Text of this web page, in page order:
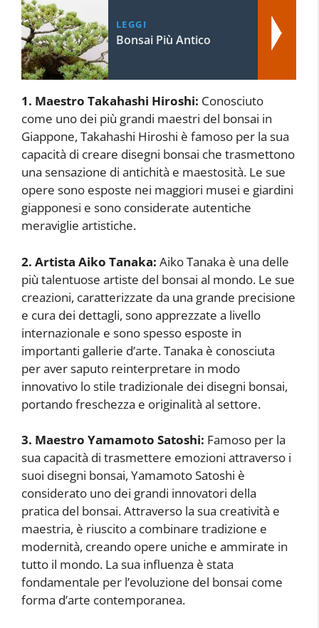
LEGGI
Bonsai Più Antico
1. Maestro Takahashi Hiroshi: Conosciuto
come uno dei più grandi maestri del bonsai in
Giappone, Takahashi Hiroshi è famoso per la sua
capacità di creare disegni bonsai che trasmettono
una sensazione di antichità e maestosità. Le sue
opere sono esposte nei maggiori musei e giardini
giapponesi e sono considerate autentiche
meraviglie artistiche.
2. Artista Aiko Tanaka: Aiko Tanaka è una delle
più talentuose artiste del bonsai al mondo. Le sue
creazioni, caratterizzate da una grande precisione
e cura dei dettagli, sono apprezzate a livello
internazionale e sono spesso esposte in
importanti gallerie d’arte. Tanaka è conosciuta
per aver saputo reinterpretare in modo
innovativo lo stile tradizionale dei disegni bonsai,
portando freschezza e originalità al settore.
3. Maestro Yamamoto Satoshi: Famoso per la
sua capacità di trasmettere emozioni attraverso i
suoi disegni bonsai, Yamamoto Satoshi è
considerato uno dei grandi innovatori della
pratica del bonsai. Attraverso la sua creatività e
maestria, è riuscito a combinare tradizione e
modernità, creando opere uniche e ammirate in
tutto il mondo. La sua influenza è stata
fondamentale per l’evoluzione del bonsai come
forma d’arte contemporanea.